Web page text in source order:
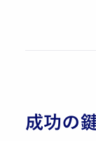
成功の